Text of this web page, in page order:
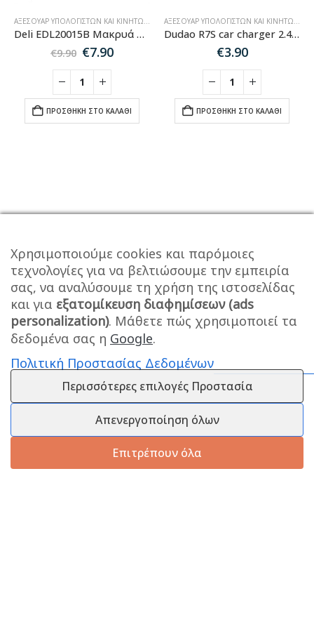
SALES
Deli EDL20015B Mακρυά Πένσα Συγκράτησης-9″ (230mm)
€9.90 Original
was:
€9.90.
€7.90Η
€7.90.
ΠΡΟΣΘΉΚΗ ΣΤΟ ΚΑΛΆΘΙ
Dudao R7S car charger 2.4A 18W 3x USB – Black
€3.90
ΠΡΟΣΘΉΚΗ ΣΤΟ ΚΑΛΆΘΙ
Χρησιμοποιούμε cookies και παρόμοιες
τεχνολογίες για να βελτιώσουμε την εμπειρία
σας, να αναλύσουμε τη χρήση της ιστοσελίδας
και για εξατομίκευση διαφημίσεων (ads
personalization). Μάθετε πώς χρησιμοποιεί τα
δεδομένα σας η Google.
Πολιτική Προστασίας Δεδομένων
Περισσότερες επιλογές Προστασία
Απενεργοποίηση όλων
Επιτρέπουν όλα